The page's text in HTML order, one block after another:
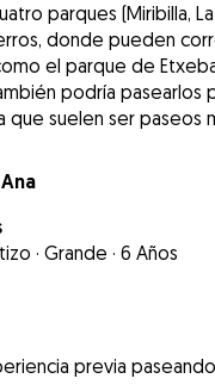
parques (Miribilla,
donde pueden
el parque de
podría pasearlos
que suelen ser paseos
· Grande · 6 Años
previa